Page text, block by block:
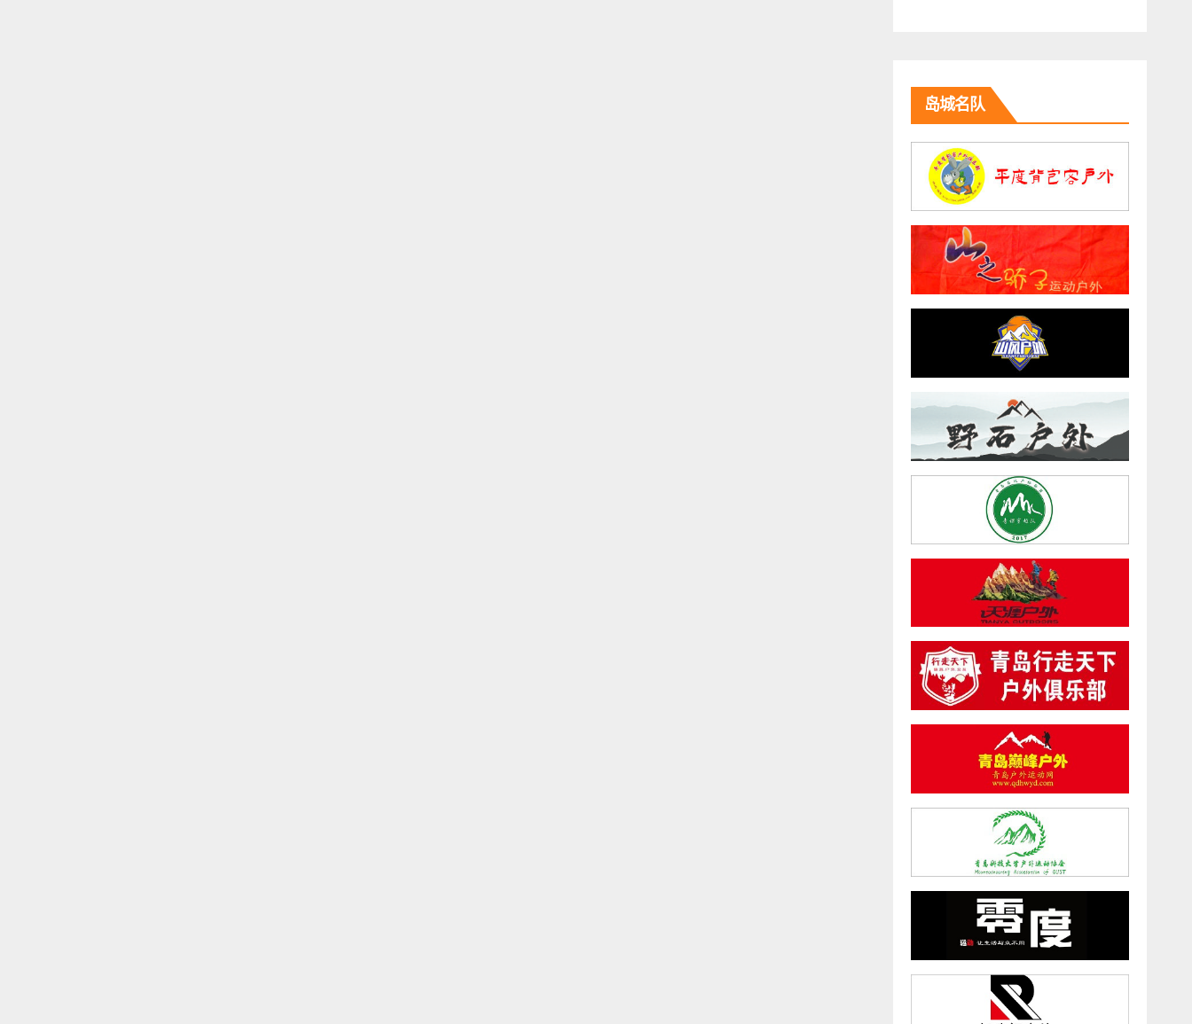
岛城名队